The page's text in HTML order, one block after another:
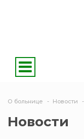
О больнице Новости
Новости